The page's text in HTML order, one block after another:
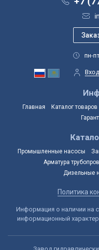
пн-
Вход
Главная Каталог товаров
Промышленные насосы
Арматура
Дизельные
Политика
Информация о наличии на
информационный